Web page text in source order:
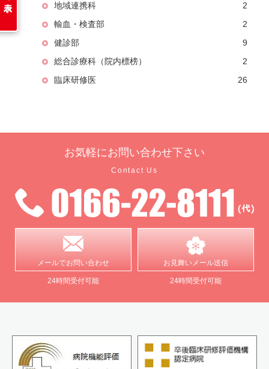
地域連携科
2
輸血・検査部
2
健診部
9
総合診療科（院内標榜）
2
臨床研修医
26
お気軽にお問い合わせ下さい
Contact Us
メールでお問い合わせ
24時間受付可能
お見舞いメール送信
24時間受付可能